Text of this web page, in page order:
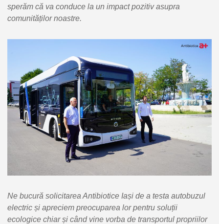
sperăm că va conduce la un impact pozitiv asupra
comunităților noastre.
Ne bucură solicitarea Antibiotice Iași de a testa autobuzul
electric și apreciem preocuparea lor pentru soluții
ecologice chiar și când vine vorba de transportul propriilor